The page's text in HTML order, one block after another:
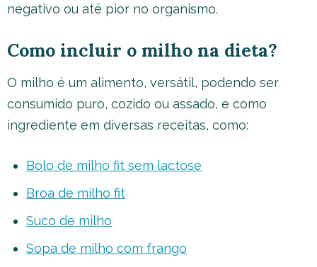
negativo ou até pior no organismo.
Como incluir o milho na dieta?
O milho é um alimento, versátil, podendo ser
consumido puro, cozido ou assado, e como
ingrediente em diversas receitas, como:
Bolo de milho fit sem lactose
Broa de milho fit
Suco de milho
Sopa de milho com frango